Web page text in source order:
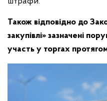
Також відповідно до
закупівлі» зазначені
участь у торгах